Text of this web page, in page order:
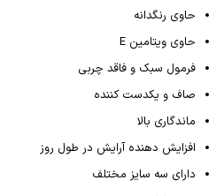
حاوی رنگدانه
حاوی ویتامین E
فرمول سبک و فاقد چربی
صاف و یکدست کننده
ماندگاری بالا
افزایش دهنده آرایش در طول روز
دارای سه سایز مختلف